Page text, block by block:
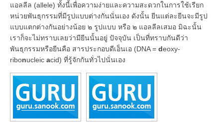
แอลลีล (allele) ทั้งนี้เพื่อความง่ายและความสะดวกในการใช้เรียก
หน่วยพันธุกรรมที่มีรูปแบบต่างกันนั่นเอง ดังนั้น ยีนแต่ละยีนจะมีรูป
แบบแตกต่างกันอย่างน้อย ๒ รูปแบบ หรือ ๒ แอลลีลเสมอ มิฉะนั้น
เราก็จะไม่ทราบเลยว่ามียีนนั้นอยู่ ปัจจุบัน เป็นที่ทราบกันดีว่า
พันธุกรรมหรือยีนคือ สารประกอบดีเอ็นเอ (DNA = deoxy-
ribonucleic acid) ที่รู้จักกันทั่วไปนั่นเอง